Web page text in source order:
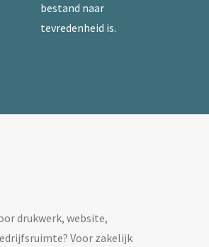
bestand naar
tevredenheid is.
drukwerk, website,
Voor zakelijk